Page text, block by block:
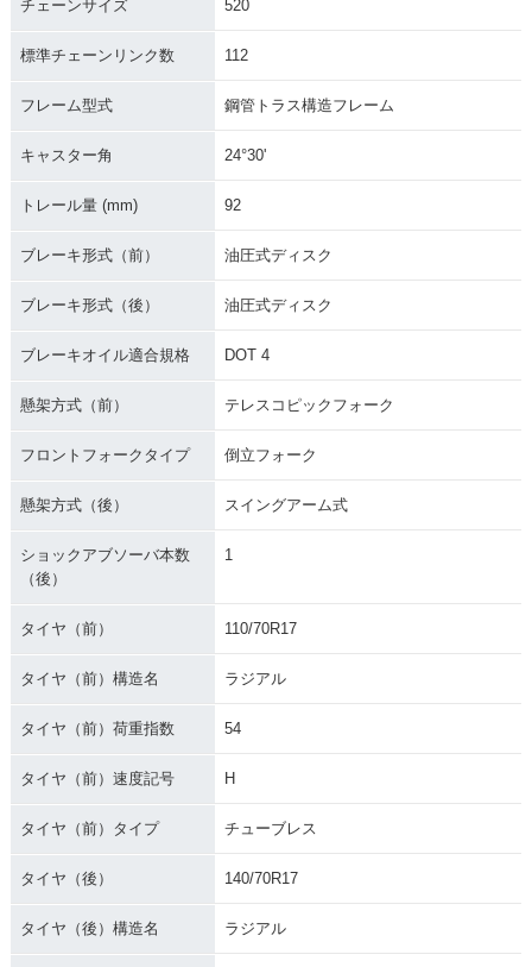
チェーンサイズ 520
標準チェーンリンク数 112
フレーム型式 鋼管トラス構造フレーム
キャスター角 24°30'
トレール量 (mm) 92
ブレーキ形式（前） 油圧式ディスク
ブレーキ形式（後） 油圧式ディスク
ブレーキオイル適合規格 DOT 4
懸架方式（前） テレスコピックフォーク
フロントフォークタイプ 倒立フォーク
懸架方式（後） スイングアーム式
ショックアブソーバ本数
（後）
1
タイヤ（前） 110/70R17
タイヤ（前）構造名 ラジアル
タイヤ（前）荷重指数 54
タイヤ（前）速度記号 H
タイヤ（前）タイプ チューブレス
タイヤ（後） 140/70R17
タイヤ（後）構造名 ラジアル